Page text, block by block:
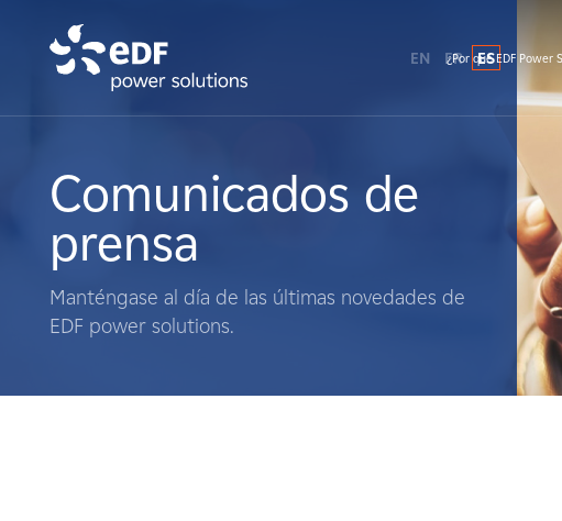
Qué hacemos
Terratenientes
EN FR ES
¿Por qué EDF Power
Comunicados de
prensa
Manténgase al día de las últimas novedades de
EDF power solutions.